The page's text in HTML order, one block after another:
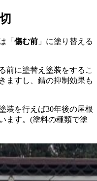
「 傷む前 」に塗り替える
前に塗替え塗装をするこ
ますし、錆の抑制効果も
装を行えば30年後の屋根
ます。(塗料の種類で塗